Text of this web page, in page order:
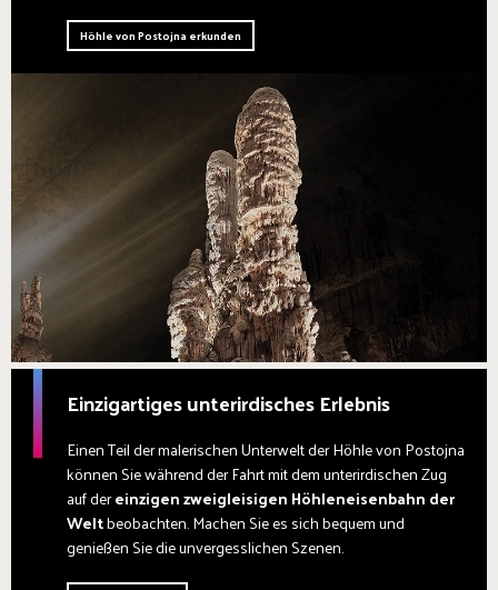
Höhle von Postojna erkunden
Einzigartiges unterirdisches Erlebnis
Einen Teil der malerischen Unterwelt der Höhle von Postojna
können Sie während der Fahrt mit dem unterirdischen Zug
auf dereinzigen zweigleisigen Höhleneisenbahn der
Weltbeobachten. Machen Sie es sich bequem und
genießen Sie die unvergesslichen Szenen.